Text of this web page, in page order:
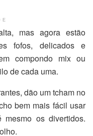
mas agora estão
fofos, delicados e
compondo mix ou
de cada uma.
dão um tcham no
bem mais fácil usar
os divertidos.